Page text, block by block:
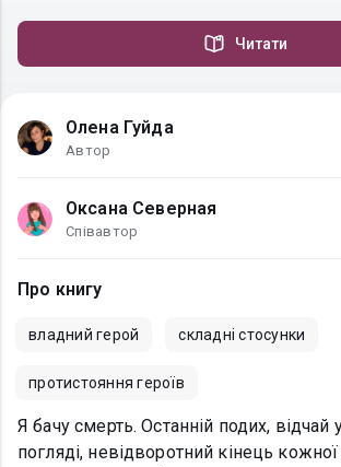
Читати
Олена Гуйда
Автор
Оксана Северная
Співавтор
Про книгу
владний герой складні стосунки
протистояння героїв
Я бачу смерть. Останній подих, відчай
погляді, невідворотний кінець